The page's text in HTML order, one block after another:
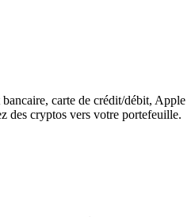
carte de crédit/débit, Apple
des cryptos vers votre portefeuille.